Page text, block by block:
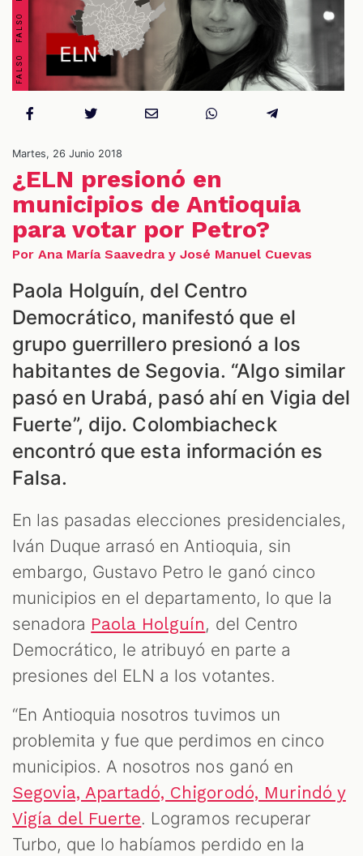
Martes, 26 Junio 2018
¿ELN presionó en
municipios de Antioquia
para votar por Petro?
Por Ana María Saavedra y José Manuel Cuevas
Paola Holguín, del Centro
Democrático, manifestó que el
grupo guerrillero presionó a los
habitantes de Segovia. “Algo similar
pasó en Urabá, pasó ahí en Vigia del
Fuerte”, dijo. Colombiacheck
encontró que esta información es
Falsa.
En las pasadas elecciones presidenciales,
Iván Duque arrasó en Antioquia, sin
embargo, Gustavo Petro le ganó cinco
municipios en el departamento, lo que la
senadora Paola Holguín, del Centro
Democrático, le atribuyó en parte a
presiones del ELN a los votantes.
“En Antioquia nosotros tuvimos un
problemita y fue que perdimos en cinco
municipios. A nosotros nos ganó en
Segovia, Apartadó, Chigorodó, Murindó y
Vigía del Fuerte. Logramos recuperar
Turbo, que lo habíamos perdido en la